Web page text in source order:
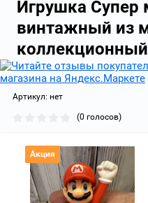
Игрушка Супер
винтажный из
Артикул: нет
(0 голосов)
Акция